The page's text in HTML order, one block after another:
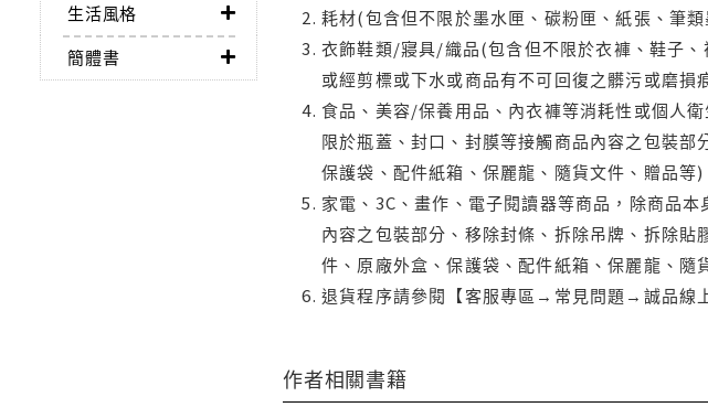
生活風格
簡體書
耗材(包含但不限於墨水匣、碳粉匣、紙張、筆
衣飾鞋類/寢具/織品(包含但不限於衣褲、鞋子
或經剪標或下水或商品有不可回復之髒污或磨損
食品、美容/保養用品、內衣褲等消耗性或個人
限於瓶蓋、封口、封膜等接觸商品內容之包裝
保護袋、配件紙箱、保麗龍、隨貨文件、贈品等)
家電、3C、畫作、電子閱讀器等商品，除商品
內容之包裝部分、移除封條、拆除吊牌、拆除
件、原廠外盒、保護袋、配件紙箱、保麗龍、隨
退貨程序請參閱【客服專區→常見問題→誠品線
作者相關書籍